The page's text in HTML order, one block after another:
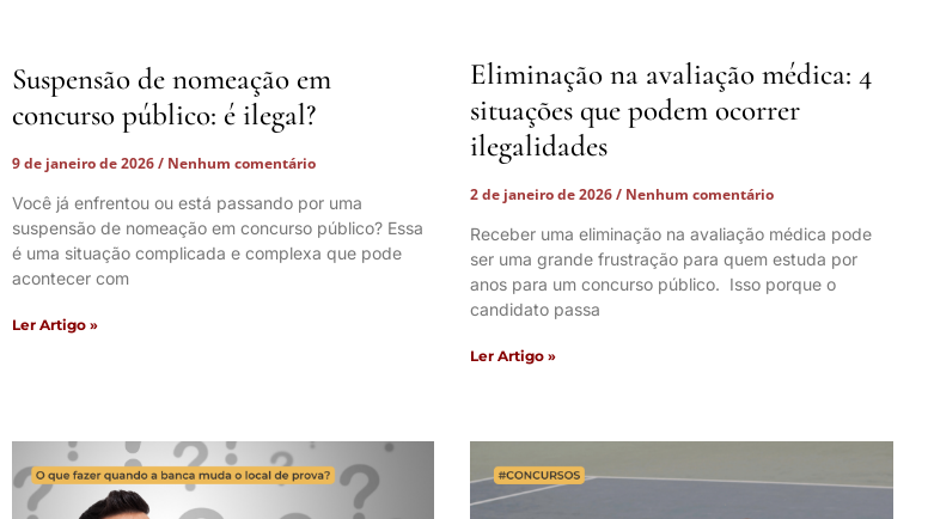
Suspensão de nomeação em
concurso público: é ilegal?
9 de janeiro de 2026
Nenhum comentário
Você já enfrentou ou está passando por uma
suspensão de nomeação em concurso público? Essa
é uma situação complicada e complexa que pode
acontecer com
Ler Artigo »
Eliminação na avaliação médica: 4
situações que podem ocorrer
ilegalidades
2 de janeiro de 2026 Nenhum comentário
Receber uma eliminação na avaliação médica pode
ser uma grande frustração para quem estuda por
anos para um concurso público. Isso porque o
candidato passa
Ler Artigo »